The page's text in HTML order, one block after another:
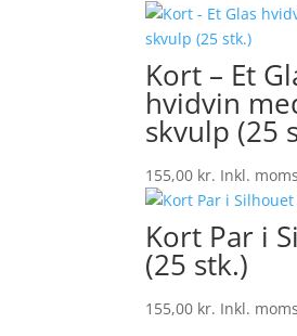
Kort – Et
hvidvin
skvulp (25
155,00 kr. Inkl. moms
Kort Par i
(25 stk.)
155,00 kr. Inkl. moms